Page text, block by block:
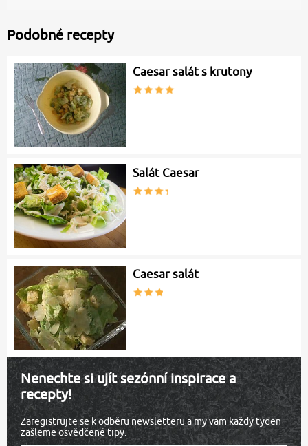
Podobné recepty
Caesar salát s krutony
Salát Caesar
Caesar salát
Nenechte si ujít sezónní inspirace a
recepty!
Zaregistrujte se k odběru newsletteru a my vám každý týden
zašleme osvědčené tipy.